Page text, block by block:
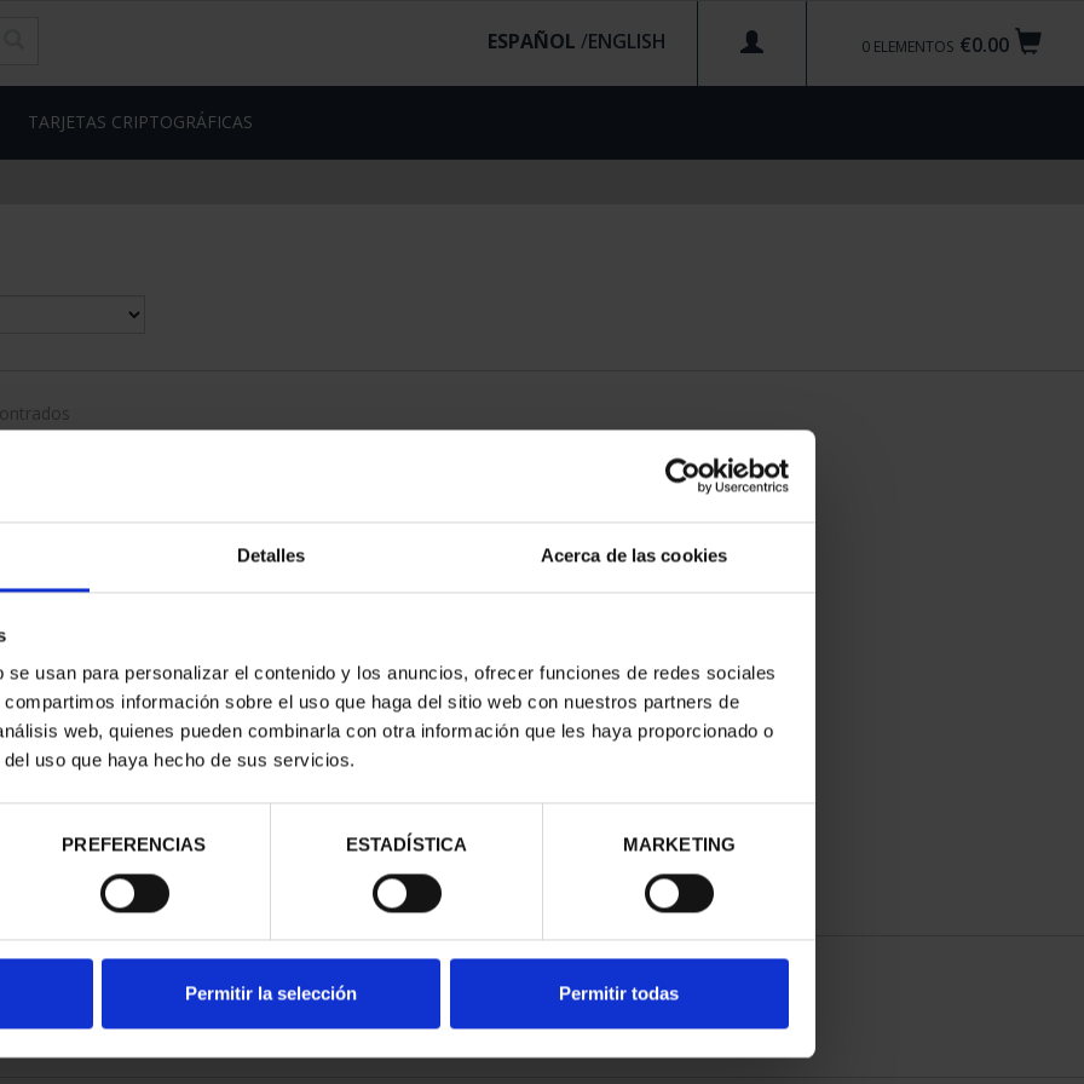
Detalles Acerca de las cookies
usan para personalizar el contenido y los anuncios, ofrecer funciones de redes sociales
información sobre el uso que haga del sitio web con nuestros partners de
web, quienes pueden combinarla con otra información que les haya proporcionado o
uso que haya hecho de sus servicios.
PREFERENCIAS ESTADÍSTICA MARKETING
Permitir la selección Permitir todas
€0.00
0 ELEMENTOS
ESPAÑOL /
TARJETAS CRIPTOGRÁFICAS
DE GOYA
275 ANIVERSARIO DE GOYA
(2021) LA COMETA
275 ANIVERSARIO DE GOYA